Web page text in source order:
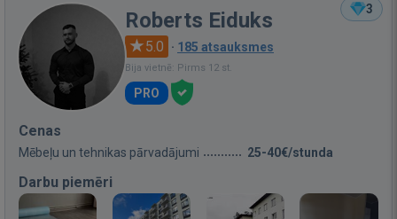
3
Roberts Eiduks
5.0 · 185 atsauksmes
Bija vietnē: Pirms 12 st.
PRO
Cenas
Mēbeļu un tehnikas pārvadājumi 25-40€/stunda
Darbu piemēri